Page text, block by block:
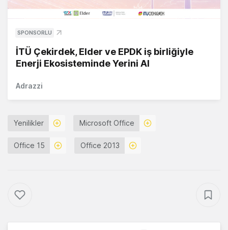
SPONSORLU
İTÜ Çekirdek, Elder ve EPDK iş birliğiyle
Enerji Ekosisteminde Yerini Al
Adrazzi
Yenilikler Microsoft Office
Office 15 Office 2013